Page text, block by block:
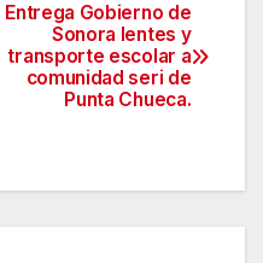
Entrega Gobierno de
Sonora lentes y
transporte escolar a
comunidad seri de
Punta Chueca.